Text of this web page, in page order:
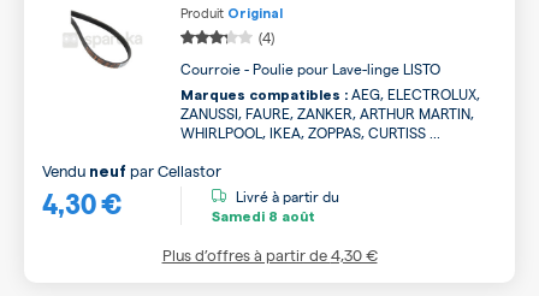
Produit Original
(4)
Courroie - Poulie pour Lave-linge LISTO
Marques compatibles : AEG, ELECTROLUX,
ZANUSSI, FAURE, ZANKER, ARTHUR MARTIN,
WHIRLPOOL, IKEA, ZOPPAS, CURTISS ...
4,30 €
Vendu neuf parCellastor
Livré à partir du
Samedi 8 août
Plus d’offres à partir de4,30 €